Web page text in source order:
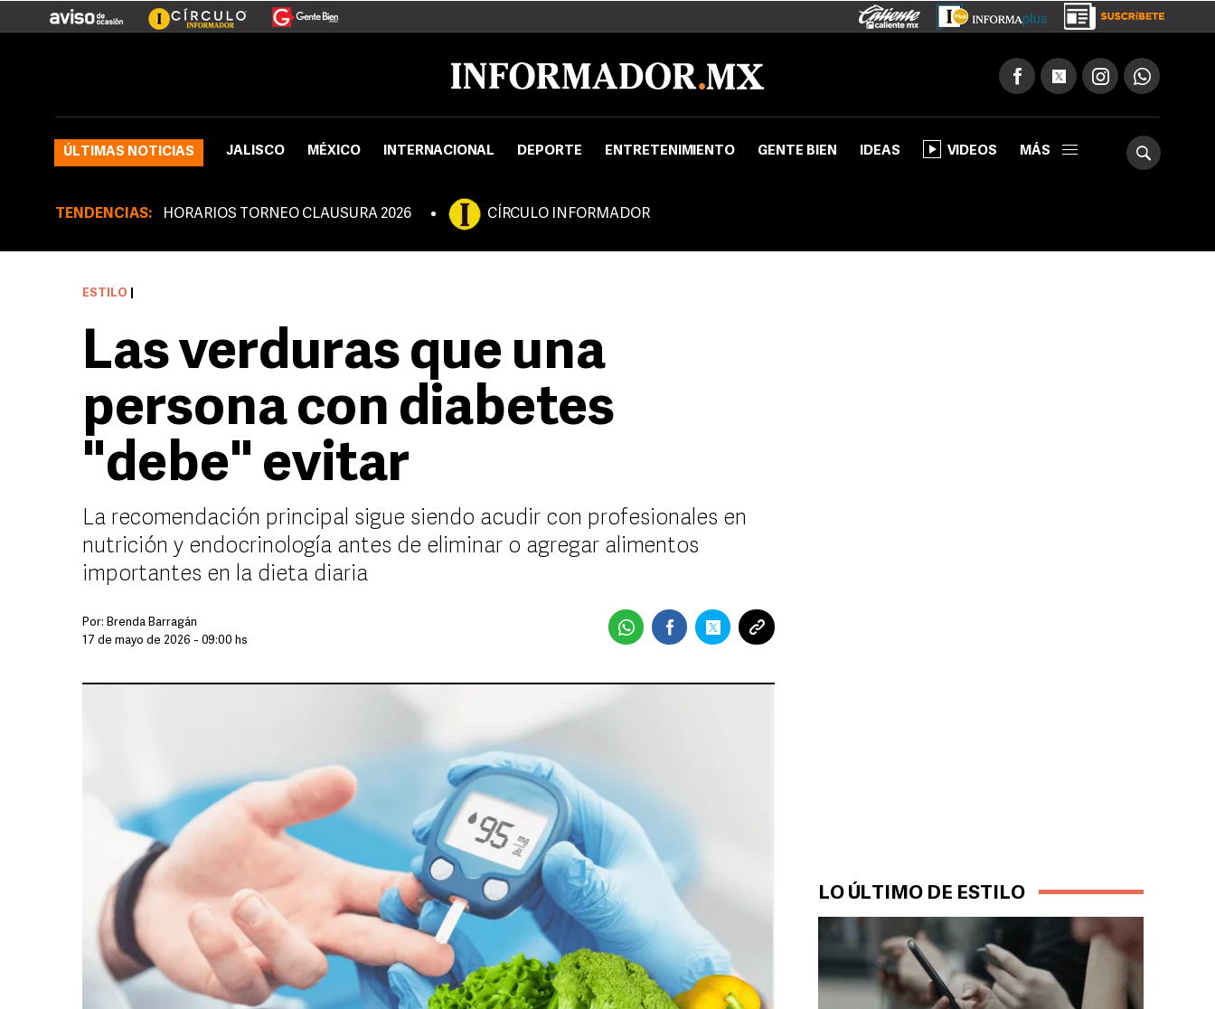
ÚLTIMAS NOTICIAS JALISCO MÉXICO INTERNACIONAL DEPORTE ENTRETENIMIENTO GENTE BIEN IDEAS VIDEOS MÁS
TENDENCIAS: HORARIOS TORNEO CLAUSURA 2026 CÍRCULO INFORMADOR
LO ÚLTIMO DE ESTILO
ESTILO
Las verduras que una
persona con diabetes
"debe" evitar
La recomendación principal sigue siendo acudir con profesionales en
nutrición y endocrinología antes de eliminar o agregar alimentos
importantes en la dieta diaria
Por: Brenda Barragán
17 de mayo de 2026 - 09:00 hs